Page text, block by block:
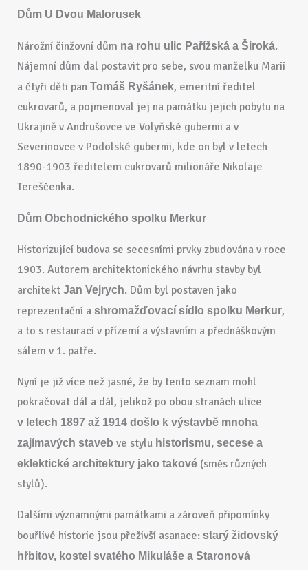
Dům U Dvou Malorusek
Nárožní činžovní dům na rohu ulic Pařížská a Široká.
Nájemní dům dal postavit pro sebe, svou manželku Marii
a čtyři děti pan Tomáš Ryšánek, emeritní ředitel
cukrovarů, a pojmenoval jej na památku jejich pobytu na
Ukrajině v Andrušovce ve Volyňské gubernii a v
Severinovce v Podolské gubernii, kde on byl v letech
1890-1903 ředitelem cukrovarů milionáře Nikolaje
Tereščenka.
Dům Obchodnického spolku Merkur
Historizující budova se secesními prvky zbudována v roce
1903. Autorem architektonického návrhu stavby byl
architekt Jan Vejrych. Dům byl postaven jako
reprezentační a shromažďovací sídlo spolku Merkur,
a to s restaurací v přízemí a výstavním a přednáškovým
sálem v 1. patře.
Nyní je již více než jasné, že by tento seznam mohl
pokračovat dál a dál, jelikož po obou stranách ulice
v letech 1897 až 1914 došlo k výstavbě mnoha
zajímavých staveb ve stylu historismu, secese a
eklektické architektury jako takové (směs různých
stylů).
Dalšími významnými památkami a zároveň připomínky
bouřlivé historie jsou přeživší asanace: starý židovský
hřbitov, kostel svatého Mikuláše a Staronová